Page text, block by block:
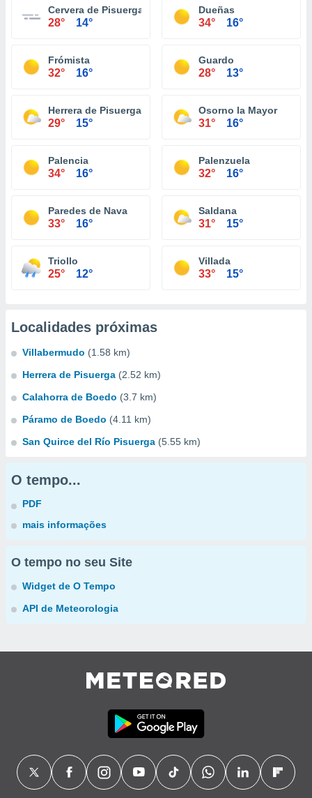
Cervera de Pisuerga
28° 14°
Dueñas
34° 16°
Frómista
32° 16°
Guardo
28° 13°
Herrera de Pisuerga
29° 15°
Osorno la Mayor
31° 16°
Palencia
34° 16°
Palenzuela
32° 16°
Paredes de Nava
33° 16°
Saldana
31° 15°
Triollo
25° 12°
Villada
33° 15°
Localidades próximas
Villabermudo (1.58 km)
Herrera de Pisuerga (2.52 km)
Calahorra de Boedo (3.7 km)
Páramo de Boedo (4.11 km)
San Quirce del Río Pisuerga (5.55 km)
O tempo...
PDF
mais informações
O tempo no seu Site
Widget de O Tempo
API de Meteorologia